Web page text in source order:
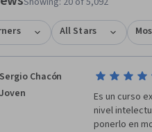
All Stars
Sergio Chacón
Joven
Es un curso
nivel
ponerlo en